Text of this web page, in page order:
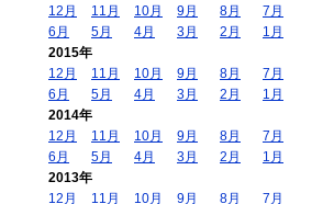
12月
11月 10月 9月 8月
7月
6月
5月 4月 3月 2月
1月
2015年
12月
11月 10月 9月 8月
7月
6月
5月 4月 3月 2月
1月
2014年
12月
11月 10月 9月 8月
7月
6月
5月 4月 3月 2月
1月
2013年
12月
11月 10月 9月 8月 7月